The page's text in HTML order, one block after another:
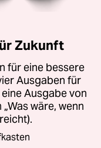
Zukunft
für eine bessere
Ausgaben für
Ausgabe von
wäre, wenn